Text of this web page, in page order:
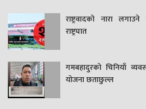
राष्ट्रवादको नारा
राष्ट्रघात
गमबहादुरकाे चिनियाँ
याेजना छताछुल्ल